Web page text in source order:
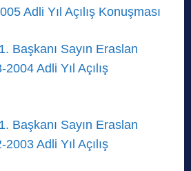
Adli Yıl Açılış Konuşması
Başkanı Sayın Eraslan
2004 Adli Yıl Açılış
Başkanı Sayın Eraslan
2003 Adli Yıl Açılış